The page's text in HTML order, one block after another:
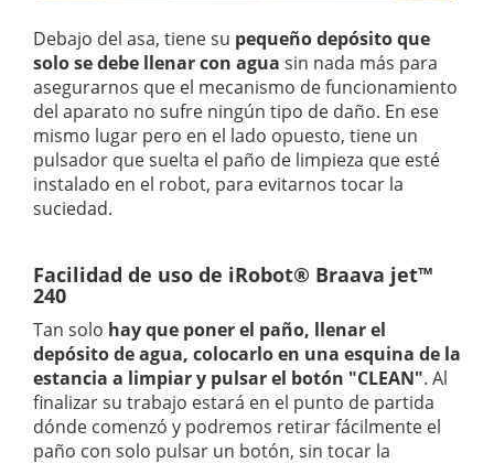
Debajo del asa, tiene su pequeño depósito que
solo se debe llenar con agua sin nada más para
asegurarnos que el mecanismo de funcionamiento
del aparato no sufre ningún tipo de daño. En ese
mismo lugar pero en el lado opuesto, tiene un
pulsador que suelta el paño de limpieza que esté
instalado en el robot, para evitarnos tocar la
suciedad.
Facilidad de uso de iRobot® Braava jet™
240
Tan solo hay que poner el paño, llenar el
depósito de agua, colocarlo en una esquina de la
estancia a limpiar y pulsar el botón "CLEAN". Al
finalizar su trabajo estará en el punto de partida
dónde comenzó y podremos retirar fácilmente el
paño con solo pulsar un botón, sin tocar la